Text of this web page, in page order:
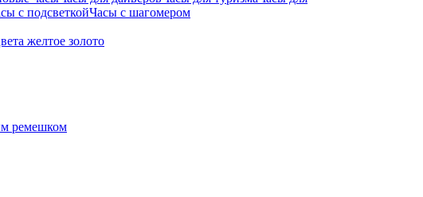
с подсветкойЧасы с шагомером
желтое золото
ремешком